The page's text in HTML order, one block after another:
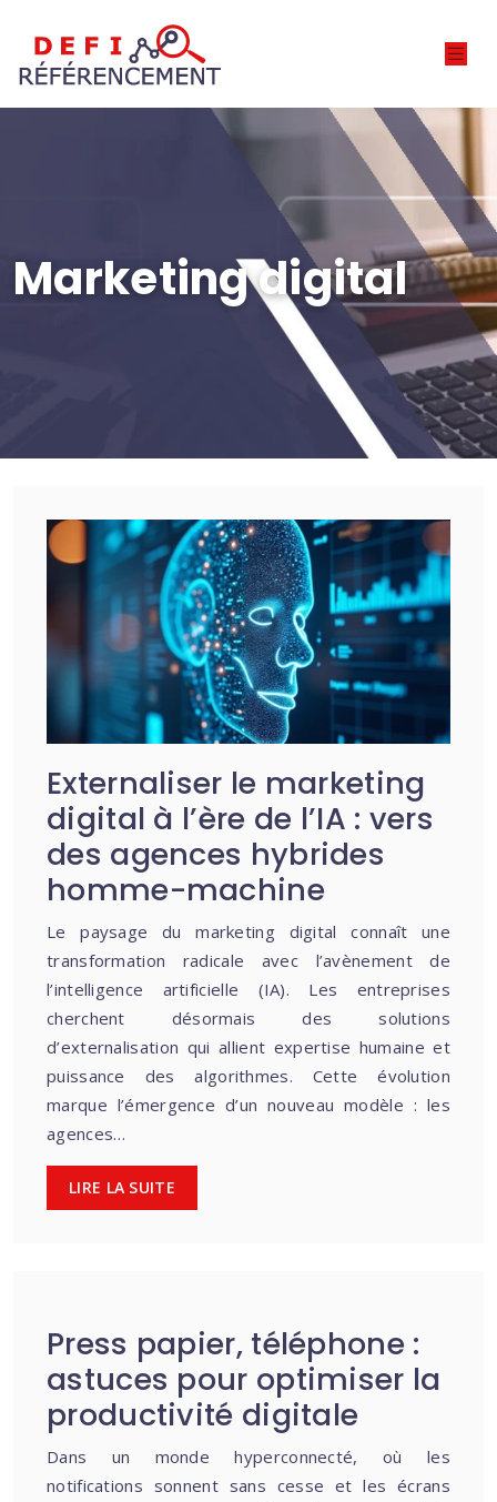
Marketing digital
Externaliser le marketing
digital à l’ère de l’IA : vers
des agences hybrides
homme-machine
Le paysage du marketing digital connaît une
transformation radicale avec l’avènement de
l’intelligence artificielle (IA). Les entreprises
cherchent désormais des solutions
d’externalisation qui allient expertise humaine et
puissance des algorithmes. Cette évolution
marque l’émergence d’un nouveau modèle : les
agences…
LIRE LA SUITE
Press papier, téléphone :
astuces pour optimiser la
productivité digitale
Dans un monde hyperconnecté, où les
notifications sonnent sans cesse et les écrans